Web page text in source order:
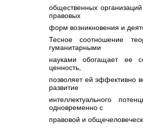
общественных
правовых
форм возникновения и
Тесное соотношение
гуманитарными
науками обогащает ее
ценность,
позволяет ей эффективно
развитие
интеллектуального
одновременно с
правовой и